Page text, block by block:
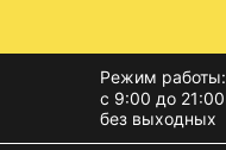
Режим работы:
с 9:00 до 21:00
без выходных